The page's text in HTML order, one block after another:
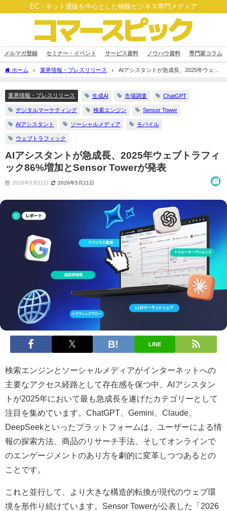
EC・ネット通販を中心とした物販ビジネス専門メディア
メルマガ登録 セミナー・イベント サービス資料 ノウハウ資料 専門家コラム
ホーム 業界情報・プレスリリース
AIアシスタントが急成長、2025年ウェブ
業界情報・プレスリリース 生成AI 市場調査 ChatGPT
デジタルマーケティング 検索エンジン Sensor Tower
AIアシスタント ソーシャルメディア モバイル
ウェブトラフィック
AIアシスタントが急成長、2025年ウェブトラフィ
ック86%増加とSensor Towerが発表
2026年5月21日 2026年5月21日
LINE
検索エンジンとソーシャルメディアがインターネットへの
主要なアクセス経路として存在感を保つ中、AIアシスタン
トが2025年において最も急成長を遂げたカテゴリーとして
注目を集めています。ChatGPT、Gemini、Claude、
DeepSeekといったプラットフォームは、ユーザーによる情
報の探索方法、商品のリサーチ手法、そしてオンラインで
のエンゲージメントのあり方を劇的に変革しつつあるとの
ことです。
これと並行して、より大きな構造的転換が現代のウェブ環
境を形作り続けています。Sensor Towerが公表した「2026